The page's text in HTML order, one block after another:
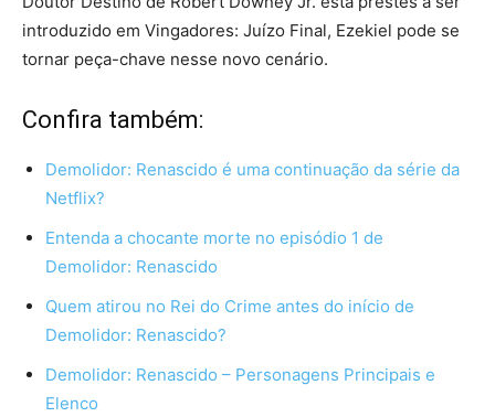
introduzido em Vingadores: Juízo Final, Ezekiel pode se
tornar peça-chave nesse novo cenário.
Confira também:
Demolidor: Renascido é uma continuação da série da
Netflix?
Entenda a chocante morte no episódio 1 de
Demolidor: Renascido
Quem atirou no Rei do Crime antes do início de
Demolidor: Renascido?
Demolidor: Renascido – Personagens Principais e
Elenco